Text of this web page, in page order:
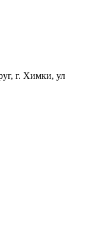
г. Химки, ул